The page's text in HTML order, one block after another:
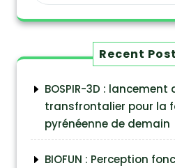
Recent
BOSPIR-3D : lancement
transfrontalier pour la
pyrénéenne de demain
BIOFUN : Perception